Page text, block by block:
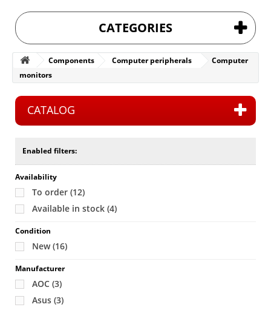
CATEGORIES
Components Computer peripherals
Computer
monitors
CATALOG
Enabled filters:
Availability
To order (12)
Available in stock (4)
Condition
New(16)
Manufacturer
AOC (3)
Asus (3)